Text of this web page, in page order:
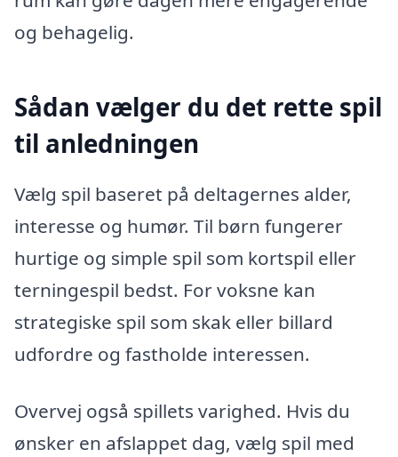
og behagelig.
Sådan vælger du det rette spil
til anledningen
Vælg spil baseret på deltagernes alder,
interesse og humør. Til børn fungerer
hurtige og simple spil som kortspil eller
terningespil bedst. For voksne kan
strategiske spil som skak eller billard
udfordre og fastholde interessen.
Overvej også spillets varighed. Hvis du
ønsker en afslappet dag, vælg spil med